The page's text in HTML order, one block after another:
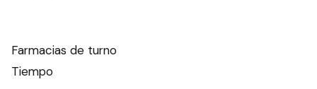
Farmacias de turno
Tiempo